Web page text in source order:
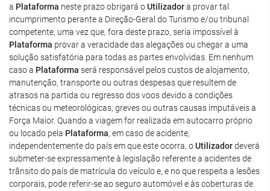
a Plataforma neste prazo obrigará oUtilizadora provar tal
incumprimento perante a Direção-Geral do Turismo e/ou tribunal
competente, uma vez que, fora deste prazo, seria impossível à
Plataforma provar a veracidade das alegações ou chegar a uma
solução satisfatória para todas as partes envolvidas. Em nenhum
caso a Plataforma será responsável pelos custos de alojamento,
manutenção, transporte ou outras despesas que resultem de
atrasos na partida ou regresso dos voos devido a condições
técnicas ou meteorológicas, greves ou outras causas imputáveis a
Força Maior. Quando a viagem for realizada em autocarro próprio
ou locado pela Plataforma, em caso de acidente,
independentemente do país em que este ocorra, oUtilizadordeverá
submeter-se expressamente à legislação referente a acidentes de
trânsito do país de matrícula do veículo e, e no que respeita a lesões
corporais, pode referir-se ao seguro automóvel e às coberturas de